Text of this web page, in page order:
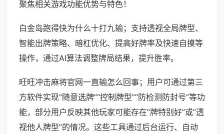
聚焦相关游戏功能优势与特色！
白金岛跑得快为什么十打九输；支持透视全局牌型、
智能出牌策略、暗杠优化、提高好牌率及快速自摸等
操作，通过AI算法调整牌局结果，提升胜率。
旺旺冲击麻将官网一直输怎么回事；用户可通过第三
方软件实现“随意选牌”“控制牌型”“防检测防封号”等功
能，部分用户反映其他玩家可能存在“牌特别好”或“透
视他人牌型”的情况。这些工具通过后台运行、自动